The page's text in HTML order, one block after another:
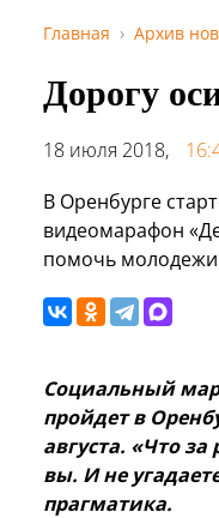
Главная Архив
Дорогу
18 июля 2018,
В Оренбурге
видеомарафон
помочь молодежи
Социальный
пройдетв
августа. «Что
вы. И не
прагматика.